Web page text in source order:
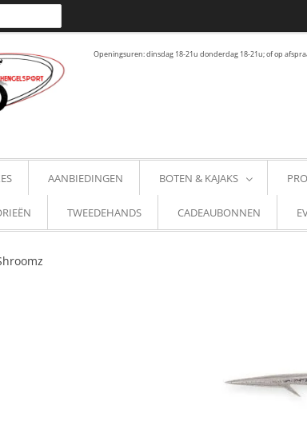
Openingsuren: dinsdag 18-21u donderdag 18-21u; of op
AANBIEDINGEN BOTEN & KAJAKS
TWEEDEHANDS CADEAUBONNEN